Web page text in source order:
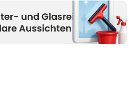
und Glasreinigung
Aussichten